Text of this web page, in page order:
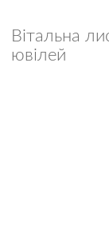
Вітальна
ювілей